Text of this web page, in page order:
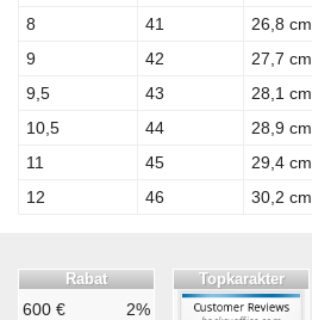
8
41
26,8 cm
9
42
27,7 cm
9,5
43
28,1 cm
10,5
44
28,9 cm
11
45
29,4 cm
12
46 30,2 cm
Rabat
600 €
2%
Topkarakter